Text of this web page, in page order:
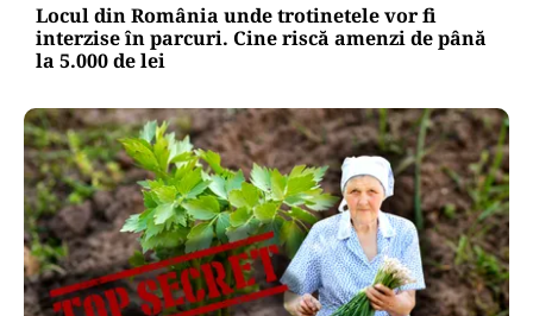
Locul din România unde trotinetele vor fi
interzise în parcuri. Cine riscă amenzi de până
la 5.000 de lei